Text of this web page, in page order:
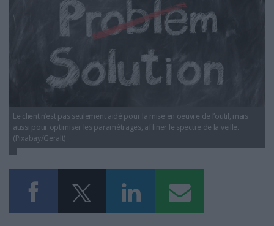
LES GUIDES PRATIQUES
LES BASES DE DONNÉES
L'ESPACE EMPLOI
L'AGENDA
L'ANNUAIRE DES ACTEURS
LES LIVRES BLANCS
NOS OFFRES D'ABONNEMENTS
Le client n’est pas seulement aidé pour la mise en oeuvre de l’outil, mais
aussi pour optimiser les paramétrages, affiner le spectre de la veille.
(Pixabay/Geralt)